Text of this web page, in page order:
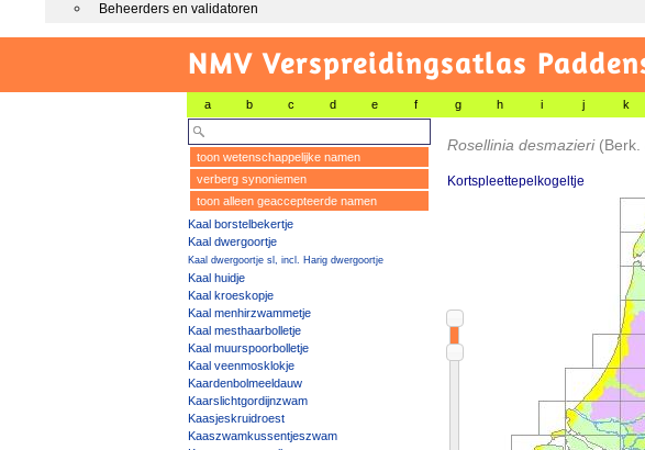
Beheerders en validatoren
NMV Verspreidingsatlas
a b c d e f g h i j k
toon wetenschappelijke namen
verberg synoniemen
toon alleen geaccepteerde namen
Kaal borstelbekertje
Kaal dwergoortje
Kaal dwergoortje sl, incl. Harig dwergoortje
Kaal huidje
Kaal kroeskopje
Kaal menhirzwammetje
Kaal mesthaarbolletje
Kaal muurspoorbolletje
Kaal veenmosklokje
Kaardenbolmeeldauw
Kaarslichtgordijnzwam
Kaasjeskruidroest
Kaaszwamkussentjeszwam
Rosellinia desmazieri (Berk.
Kortspleettepelkogeltje